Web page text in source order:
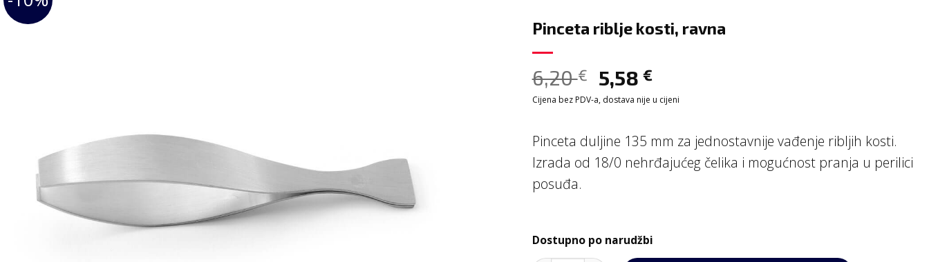
Pinceta riblje kosti, ravna
6,20€ 5,58€
Cijena bez PDV-a, dostava nije u cijeni
Pinceta duljine 135 mm za jednostavnije vađenje ribljih kosti.
Izrada od 18/0 nehrđajućeg čelika i mogućnost pranja u perilici
posuđa.
Dostupno po narudžbi